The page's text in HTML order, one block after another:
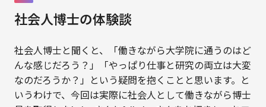
社会人博士の体験談
社会人博士と聞くと、「働きながら大学院に通うのはど
んな感じだろう？」「やっぱり仕事と研究の両立は大変
なのだろうか？」という疑問を抱くことと思います。と
いうわけで、今回は実際に社会人として働きながら博士